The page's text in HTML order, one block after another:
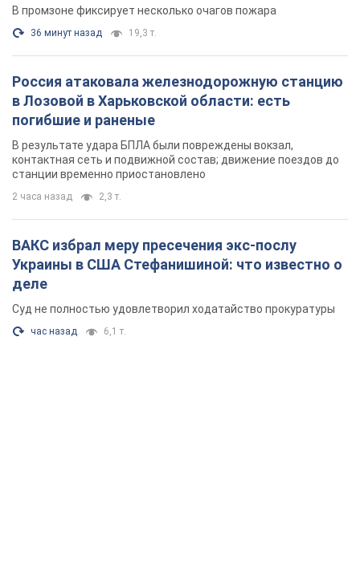
В промзоне фиксирует несколько очагов пожара
36 минут назад 19,3 т.
Россия атаковала железнодорожную станцию
в Лозовой в Харьковской области: есть
погибшие и раненые
В результате удара БПЛА были повреждены вокзал,
контактная сеть и подвижной состав; движение поездов до
станции временно приостановлено
2 часа назад 2,3 т.
ВАКС избрал меру пресечения экс-послу
Украины в США Стефанишиной: что известно о
деле
Суд не полностью удовлетворил ходатайство прокуратуры
час назад 6,1 т.